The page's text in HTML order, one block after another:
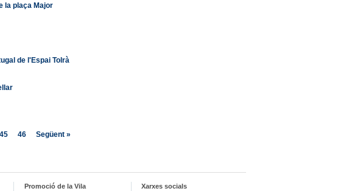
la plaça Major
de l'Espai Tolrà
45 46 Següent »
Promoció de la Vila
Xarxes socials